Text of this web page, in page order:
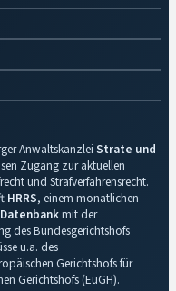
Anwaltskanzlei Strate und
Zugang zur aktuellen
und Strafverfahrensrecht.
HRRS, einem monatlichen
mit der
des Bundesgerichtshofs
u.a. des
Gerichtshofs für
Gerichtshofs (EuGH).